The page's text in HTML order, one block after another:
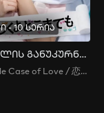
- 10 სერია
სიყვარულის განუკურნებელი შემთხვევა
An Incurable Case of Love / 恋はつづくよどこまでも